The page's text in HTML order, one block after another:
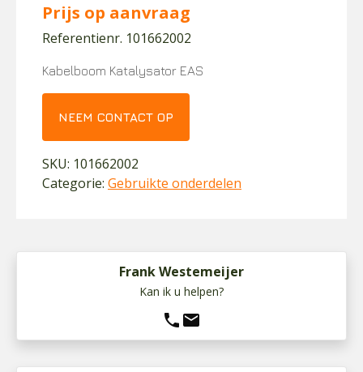
Prijs op aanvraag
Referentienr. 101662002
Kabelboom Katalysator EAS
NEEM CONTACT OP
SKU: 101662002
Categorie: Gebruikte onderdelen
Frank Westemeijer
Kan ik u helpen?
phone mail